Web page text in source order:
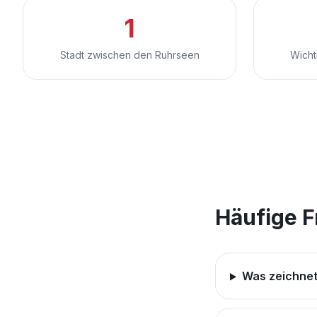
1
Stadt zwischen den Ruhrseen
Häufige
Was